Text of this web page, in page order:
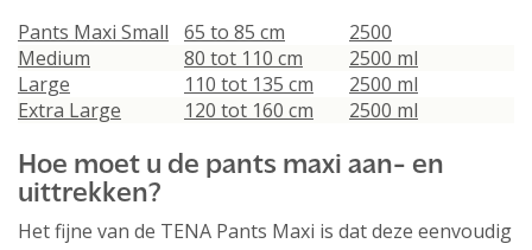
Pants Maxi Small
65 to 85 cm
2500
Medium
80 tot 110 cm
2500 ml
Large
110 tot 135 cm
2500 ml
Extra Large
120 tot 160 cm 2500 ml
Hoe moet u de pants maxi aan- en
uittrekken?
Het fijne van de TENA Pants Maxi is dat deze eenvoudig